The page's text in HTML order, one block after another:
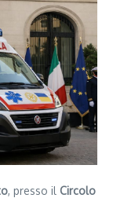
, presso il Circolo